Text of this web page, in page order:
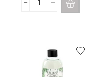
Recarga
Mikado
Thé
250ml